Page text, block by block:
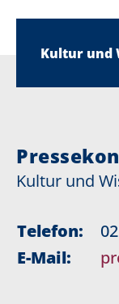
Kultur und
Kultur und
Telefon:
E-Mail: